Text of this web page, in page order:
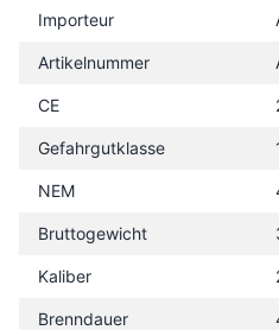
Importeur
Artikelnummer
CE
Gefahrgutklasse
NEM
Bruttogewicht
Kaliber
Brenndauer